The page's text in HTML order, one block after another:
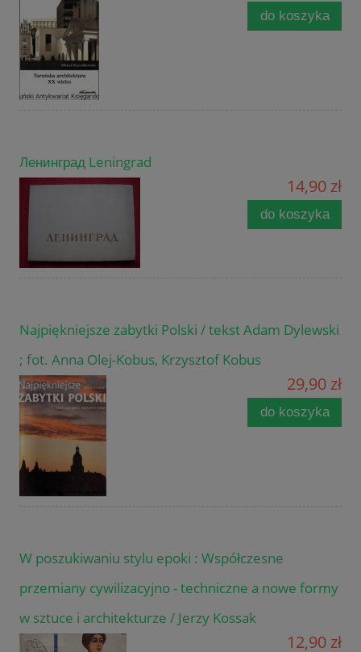
do koszyka
Ленинград Leningrad
14,90 zł
do koszyka
Najpiękniejsze zabytki Polski / tekst Adam Dylewski
; fot. Anna Olej-Kobus, Krzysztof Kobus
29,90 zł
do koszyka
W poszukiwaniu stylu epoki : Współczesne
przemiany cywilizacyjno - techniczne a nowe formy
w sztuce i architekturze / Jerzy Kossak
12,90 zł